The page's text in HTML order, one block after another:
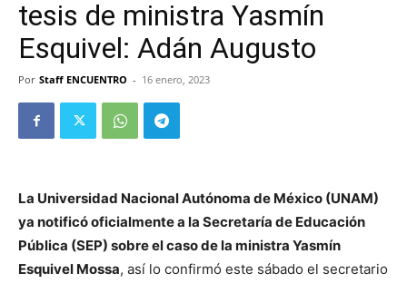
tesis de ministra Yasmín
Esquivel: Adán Augusto
Por Staff ENCUENTRO - 16 enero, 2023
La Universidad Nacional Autónoma de México (UNAM)
ya notificó oficialmente a la Secretaría de Educación
Pública (SEP) sobre el caso de la ministra Yasmín
Esquivel Mossa, así lo confirmó este sábado el secretario